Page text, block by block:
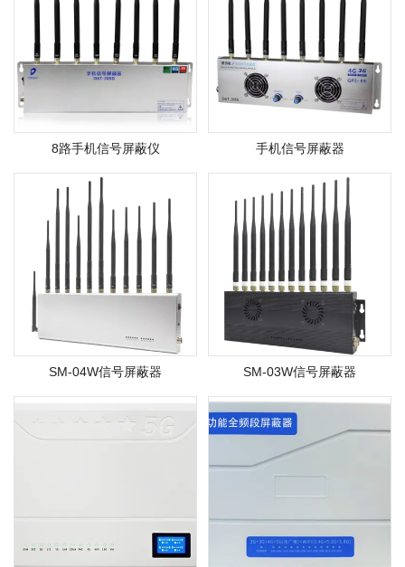
8路手机信号屏蔽仪 手机信号屏蔽器
SM-04W信号屏蔽器 SM-03W信号屏蔽器